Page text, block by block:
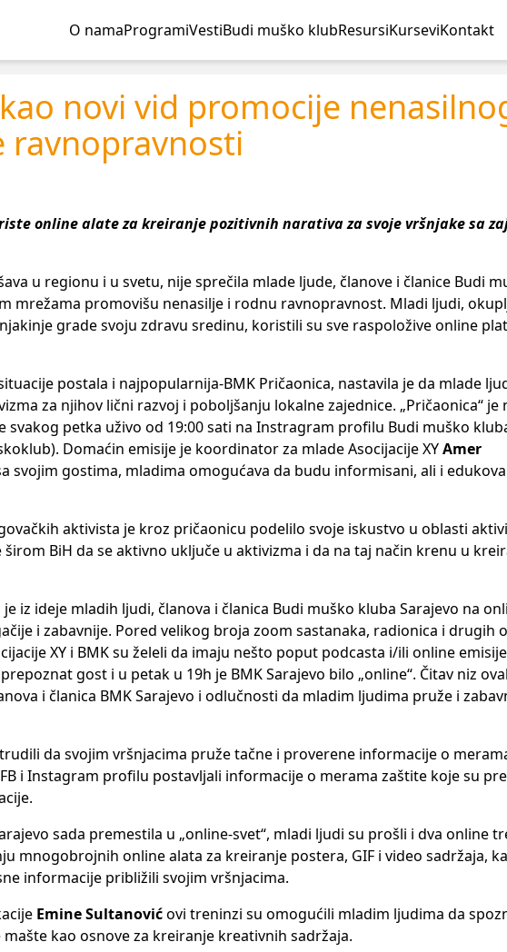
O namaProgramiVestiBudi muško klubResursiKurseviKontakt
novi vid promocije
ravnopravnosti
online alate za kreiranje pozitivnih narativa za svoje vršnjake sa
u regionu i u svetu, nije sprečila mlade ljude, članove i članice Budi
mrežama promovišu nenasilje i rodnu ravnopravnost. Mladi ljudi,
grade svoju zdravu sredinu, koristili su sve raspoložive online
postala i najpopularnija-BMK Pričaonica, nastavila je da mlade
za njihov lični razvoj i poboljšanju lokalne zajednice. „Pričaonica“ je
petka uživo od 19:00 sati na Instragram profilu Budi muško
Domaćin emisije je koordinator za mlade Asocijacije XYAmer
svojim gostima, mladima omogućava da budu informisani, ali i
aktivista je kroz pričaonicu podelilo svoje iskustvo u oblasti
BiH da se aktivno uključe u aktivizma i da na taj način krenu u
iz ideje mladih ljudi, članova i članica Budi muško kluba Sarajevo na
i zabavnije. Pored velikog broja zoom sastanaka, radionica i drugih
XY i BMK su želeli da imaju nešto poput podcasta i/ili online
gost i u petak u 19h je BMK Sarajevo bilo „online“. Čitav niz
i članica BMK Sarajevo i odlučnosti da mladim ljudima pruže i
da svojim vršnjacima pruže tačne i proverene informacije o
i Instagram profilu postavljali informacije o merama zaštite koje su
sada premestila u „online-svet“, mladi ljudi su prošli i dva online
mnogobrojnih online alata za kreiranje postera, GIF i video sadržaja,
informacije približili svojim vršnjacima.
Emine Sultanovićovi treninzi su omogućili mladim ljudima da
kao osnove za kreiranje kreativnih sadržaja.